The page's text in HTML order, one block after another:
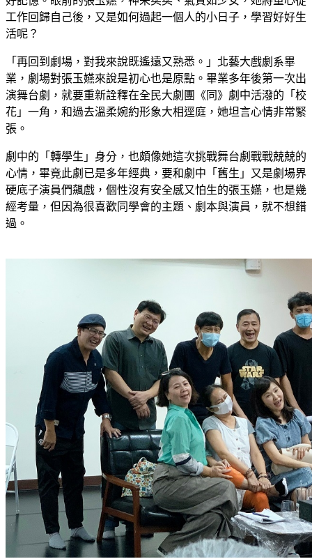
工作回歸自己後，又是如何過起一個人的小日子，學習好好生
活呢？
「再回到劇場，對我來說既遙遠又熟悉。」北藝大戲劇系畢
業，劇場對張玉嬿來說是初心也是原點。畢業多年後第一次出
演舞台劇，就要重新詮釋在全民大劇團《同》劇中活潑的「校
花」一角，和過去溫柔婉約形象大相逕庭，她坦言心情非常緊
張。
劇中的「轉學生」身分，也頗像她這次挑戰舞台劇戰戰兢兢的
心情，畢竟此劇已是多年經典，要和劇中「舊生」又是劇場界
硬底子演員們飆戲，個性沒有安全感又怕生的張玉嬿，也是幾
經考量，但因為很喜歡同學會的主題、劇本與演員，就不想錯
過。